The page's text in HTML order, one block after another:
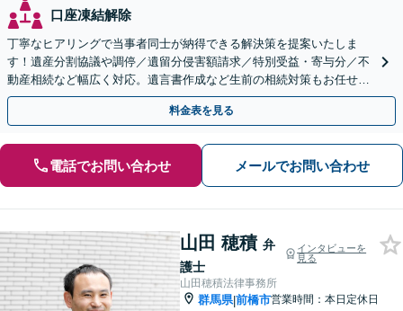
口座凍結解除
丁寧なヒアリングで当事者同士が納得できる解決策を提案いたしま
す！遺産分割協議や調停／遺留分侵害額請求／特別受益・寄与分／不
動産相続など幅広く対応。遺言書作成など生前の相続対策もお任せく
ださい。【初回面談無料】【群馬総社駅・車15分】
料金表を見る
電話でお問い合わせ メールでお問い合わせ
山田 穂積 弁
護士
インタビューを
見る
山田穂積法律事務所
群馬県|前橋市営業時間：本日定休日